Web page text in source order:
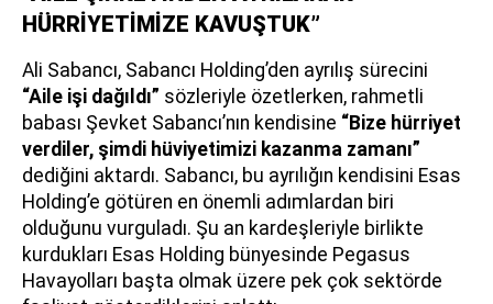
HÜRRİYETİMİZE KAVUŞTUK”
Ali Sabancı, Sabancı Holding’den ayrılış sürecini
“Aile işi dağıldı” sözleriyle özetlerken, rahmetli
babası Şevket Sabancı’nın kendisine “Bize hürriyet
verdiler, şimdi hüviyetimizi kazanma zamanı”
dediğini aktardı. Sabancı, bu ayrılığın kendisini Esas
Holding’e götüren en önemli adımlardan biri
olduğunu vurguladı. Şu an kardeşleriyle birlikte
kurdukları Esas Holding bünyesinde Pegasus
Havayolları başta olmak üzere pek çok sektörde